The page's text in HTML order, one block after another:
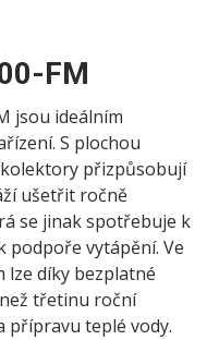
FM
jsou ideálním
S plochou
přizpůsobují
ušetřit ročně
se jinak spotřebuje k
podpoře vytápění. Ve
lze díky bezplatné
třetinu roční
přípravu teplé vody.